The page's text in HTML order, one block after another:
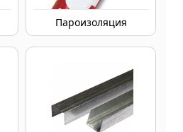
Пароизоляция